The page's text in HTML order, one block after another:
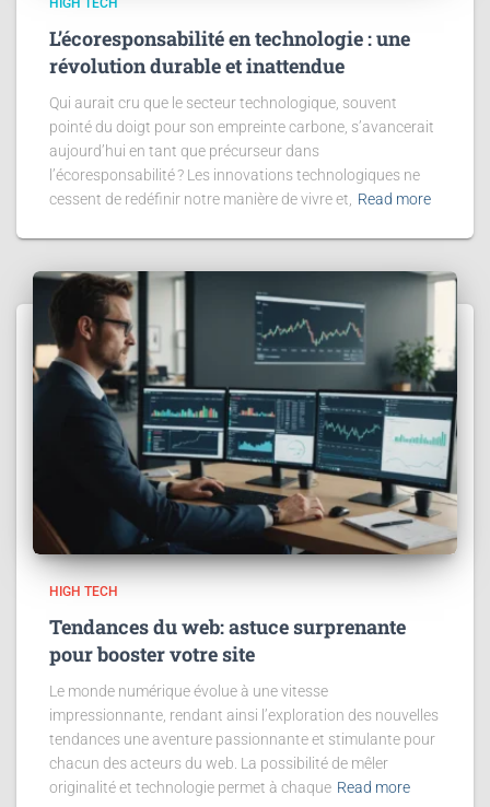
HIGH TECH
L’écoresponsabilité en technologie : une
révolution durable et inattendue
Qui aurait cru que le secteur technologique, souvent
pointé du doigt pour son empreinte carbone, s’avancerait
aujourd’hui en tant que précurseur dans
l’écoresponsabilité ? Les innovations technologiques ne
cessent de redéfinir notre manière de vivre et, Read more
HIGH TECH
Tendances du web: astuce surprenante
pour booster votre site
Le monde numérique évolue à une vitesse
impressionnante, rendant ainsi l’exploration des nouvelles
tendances une aventure passionnante et stimulante pour
chacun des acteurs du web. La possibilité de mêler
originalité et technologie permet à chaque Read more